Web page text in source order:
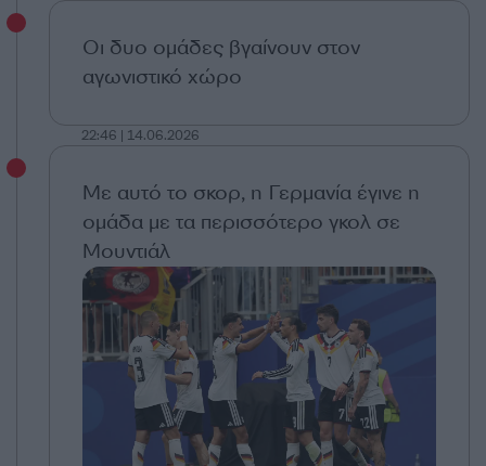
Οι δυο ομάδες βγαίνουν στον
αγωνιστικό χώρο
22:46 | 14.06.2026
Με αυτό το σκορ, η Γερμανία έγινε η
ομάδα με τα περισσότερο γκολ σε
Μουντιάλ